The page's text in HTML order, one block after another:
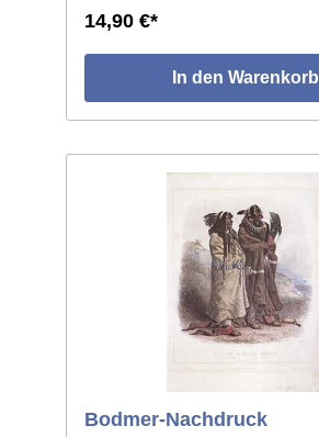
14,90 €*
In den Warenkorb
Bodmer-Nachdruck